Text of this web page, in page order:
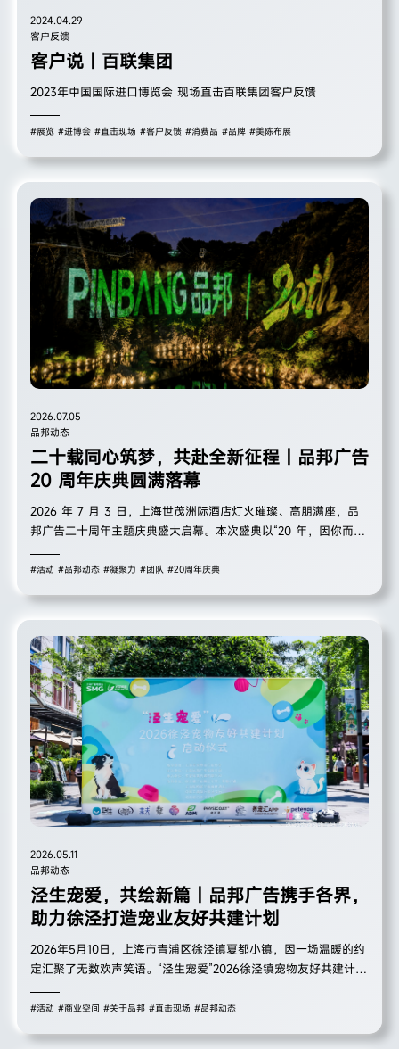
2024.04.29
客户反馈
客户说｜百联集团
2023年中国国际进口博览会 现场直击百联集团客户反馈
#展览 #进博会 #直击现场 #客户反馈 #消费品 #品牌 #美陈布展
2026.07.05
品邦动态
二十载同心筑梦，共赴全新征程｜品邦广告
20 周年庆典圆满落幕
2026 年 7 月 3 日，上海世茂洲际酒店灯火璀璨、高朋满座，品
邦广告二十周年主题庆典盛大启幕。本次盛典以“20 年，因你而精
伴及优秀员工家属，共忆二十载深耕之路，一场兼具温度、格局与
#活动 #品邦动态 #凝聚力 #团队 #20周年庆典
2026.05.11
品邦动态
泾生宠爱，共绘新篇｜品邦广告携手各界，
助力徐泾打造宠业友好共建计划
2026年5月10日，上海市青浦区徐泾镇夏都小镇，因一场温暖的约
定汇聚了无数欢声笑语。“泾生宠爱”2026徐泾镇宠物友好共建计划
启动仪式在此温情启幕，来自政府部门、宠物行业、商业品牌的代
表，与80余组养宠家庭及萌宠共同见证这一重要时刻。品邦广告作
#活动 #商业空间 #关于品邦 #直击现场 #品邦动态